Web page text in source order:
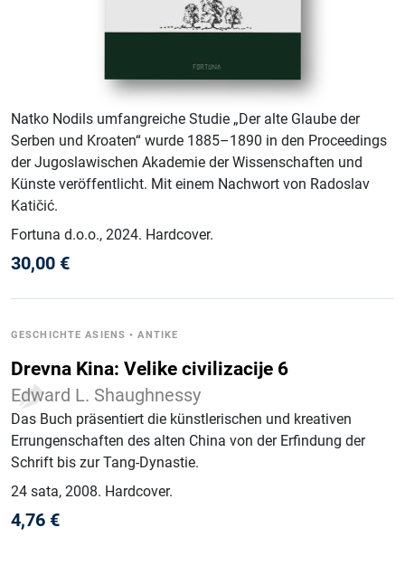
Natko Nodils umfangreiche Studie „Der alte Glaube der
Serben und Kroaten“ wurde 1885–1890 in den Proceedings
der Jugoslawischen Akademie der Wissenschaften und
Künste veröffentlicht. Mit einem Nachwort von Radoslav
Katičić.
Fortuna d.o.o., 2024. Hardcover.
30,00 €
GESCHICHTE ASIENS •ANTIKE
Drevna Kina: Velike civilizacije 6
Edward L. Shaughnessy
Das Buch präsentiert die künstlerischen und kreativen
Errungenschaften des alten China von der Erfindung der
Schrift bis zur Tang-Dynastie.
24 sata, 2008. Hardcover.
4,76 €